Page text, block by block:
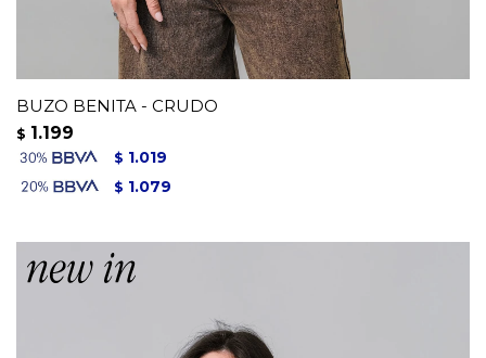
BUZO BENITA - CRUDO
$ 1.199
$ 1.019
$ 1.079